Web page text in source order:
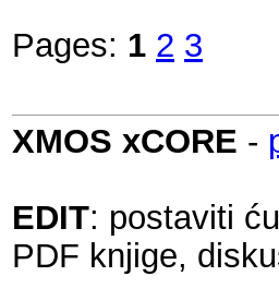
Pages: 1 2 3
XMOS xCORE -
EDIT: postaviti
PDF knjige,